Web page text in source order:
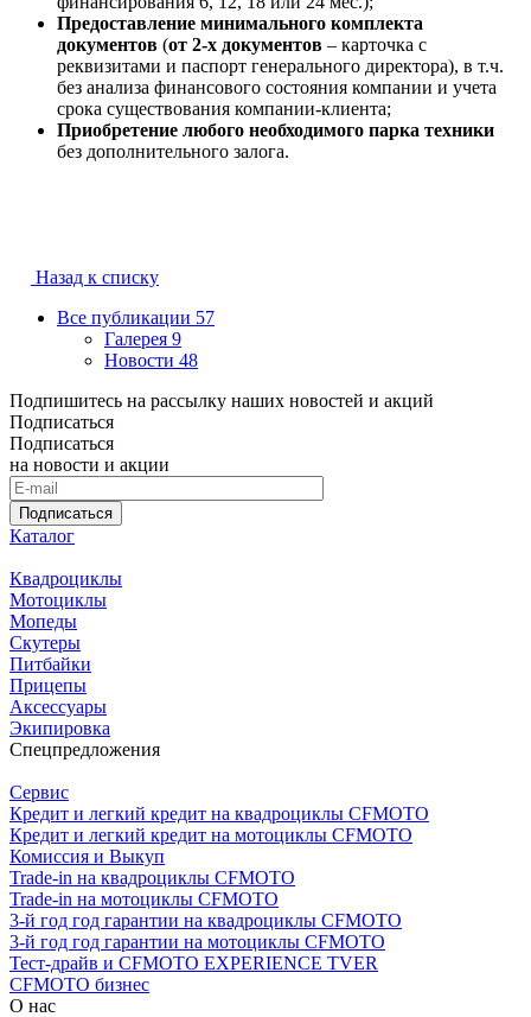
Предоставление минимального комплекта
документов (от 2-х документов – карточка с
реквизитами и паспорт генерального директора), в т.ч.
без анализа финансового состояния компании и учета
срока существования компании-клиента;
Приобретение любого необходимого парка техники
без дополнительного залога.
Назад к списку
Все публикации 57
Галерея 9
Новости 48
Подпишитесь на рассылку наших новостей и акций
Подписаться
Подписаться
на новости и акции
Подписаться
Каталог
Квадроциклы
Мотоциклы
Мопеды
Скутеры
Питбайки
Прицепы
Аксессуары
Экипировка
Спецпредложения
Сервис
Кредит и легкий кредит на квадроциклы CFMOTO
Кредит и легкий кредит на мотоциклы CFMOTO
Комиссия и Выкуп
Trade-in на квадроциклы CFMOTO
Trade-in на мотоциклы CFMOTO
3-й год год гарантии на квадроциклы CFMOTO
3-й год год гарантии на мотоциклы CFMOTO
Тест-драйв и CFMOTO EXPERIENCE TVER
CFMOTO бизнес
О нас